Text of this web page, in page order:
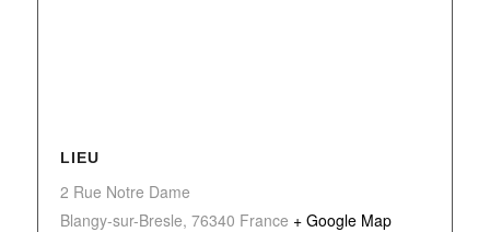
LIEU
2 Rue Notre Dame
Blangy-sur-Bresle, 76340 France + Google Map